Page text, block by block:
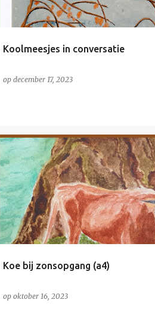
Koolmeesjes in conversatie
op december 17, 2023
Koe bij zonsopgang (a4)
op oktober 16, 2023
NIET TE KOOP